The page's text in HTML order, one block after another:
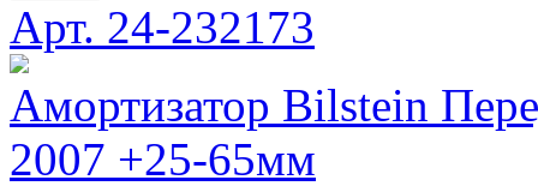
Арт. 24-232173
Амортизатор Bilstein
2007 +25-65мм